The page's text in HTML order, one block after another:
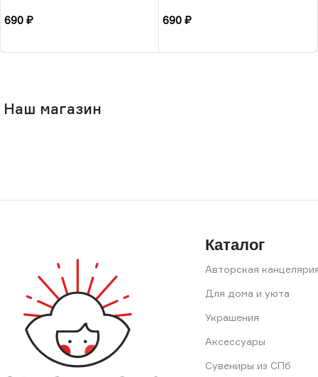
690 ₽ 690 ₽
Наш магазин
Каталог
Авторская
Для дома и уюта
Украшения
Аксессуары
Сувениры из СПб